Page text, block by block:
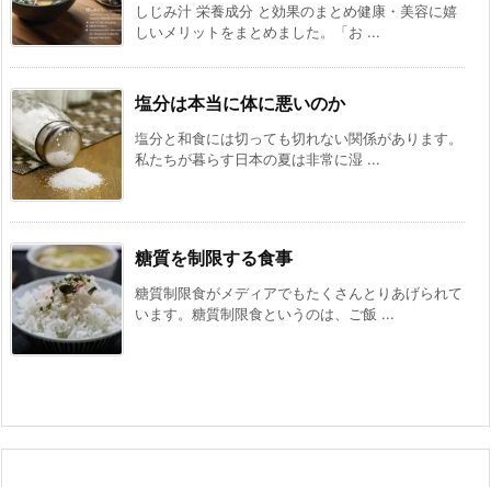
しじみ汁 栄養成分 と効果のまとめ健康・美容に嬉
しいメリットをまとめました。「お ...
塩分は本当に体に悪いのか
塩分と和食には切っても切れない関係があります。
私たちが暮らす日本の夏は非常に湿 ...
糖質を制限する食事
糖質制限食がメディアでもたくさんとりあげられて
います。糖質制限食というのは、ご飯 ...